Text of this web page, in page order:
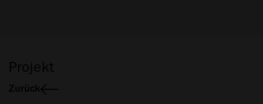
Projekt
Zurück